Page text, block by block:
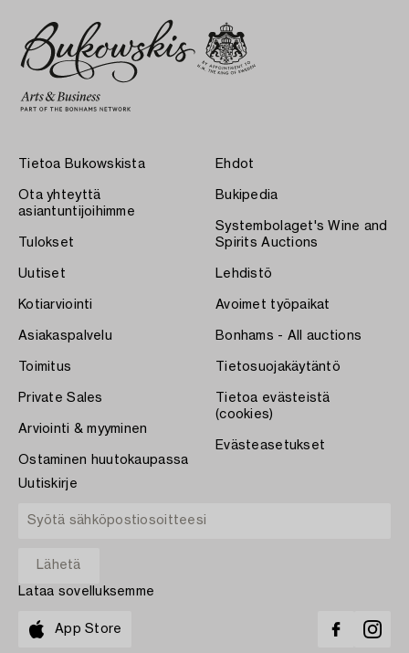
Tietoa Bukowskista
Ota yhteyttä
asiantuntijoihimme
Tulokset
Uutiset
Kotiarviointi
Asiakaspalvelu
Toimitus
Private Sales
Arviointi & myyminen
Ostaminen huutokaupassa
Ehdot
Bukipedia
Systembolaget's Wine and
Spirits Auctions
Lehdistö
Avoimet työpaikat
Bonhams - All auctions
Tietosuojakäytäntö
Tietoa evästeistä
(cookies)
Evästeasetukset
Uutiskirje
Lataa sovelluksemme
App Store